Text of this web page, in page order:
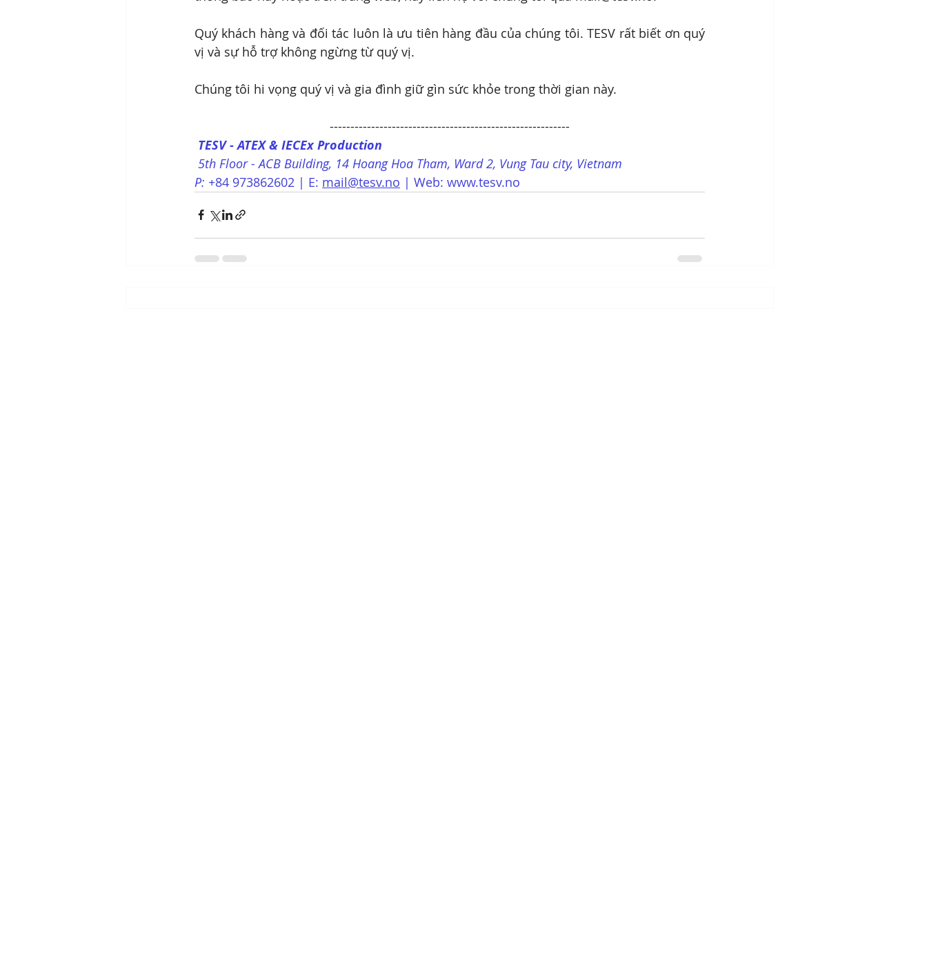
Quý khách hàng và đối tác luôn là ưu tiên hàng đầu của chúng tôi. TESV rất biết ơn quý
vị và sự hỗ trợ không ngừng từ quý vị.
Chúng tôi hi vọng quý vị và gia đình giữ gìn sức khỏe trong thời gian này.
----------------------------------------------------------
TESV - ATEX & IECEx Production
5th Floor - ACB Building, 14 Hoang Hoa Tham, Ward 2, Vung Tau city, Vietnam
P: +84 973862602 | E: mail@tesv.no | Web: www.tesv.no